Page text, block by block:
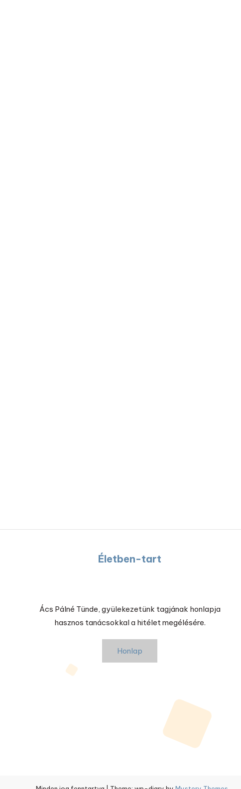
Életben-tart
Ács Pálné Tünde, gyülekezetünk tagjának honlapja
hasznos tanácsokkal a hitélet megélésére.
Honlap